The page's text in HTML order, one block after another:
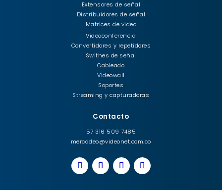
Extensores de señal
Distribuidores de señal
Matrices de video
Videoconferencia
Convertidores y repetidores
Swithes de señal
Cableado
Videowall
Soportes
Streaming y capturadoras
Contacto
57 316 509 7485
mercadeo@videonet.com.co